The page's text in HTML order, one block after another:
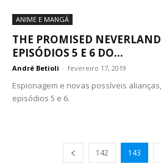
ANIME E MANGÁ
THE PROMISED
EPISÓDIOS 5 E 6 DO...
André Betioli - fevereiro 17, 2019
Espionagem e novas possíveis
episódios 5 e 6.
142 143